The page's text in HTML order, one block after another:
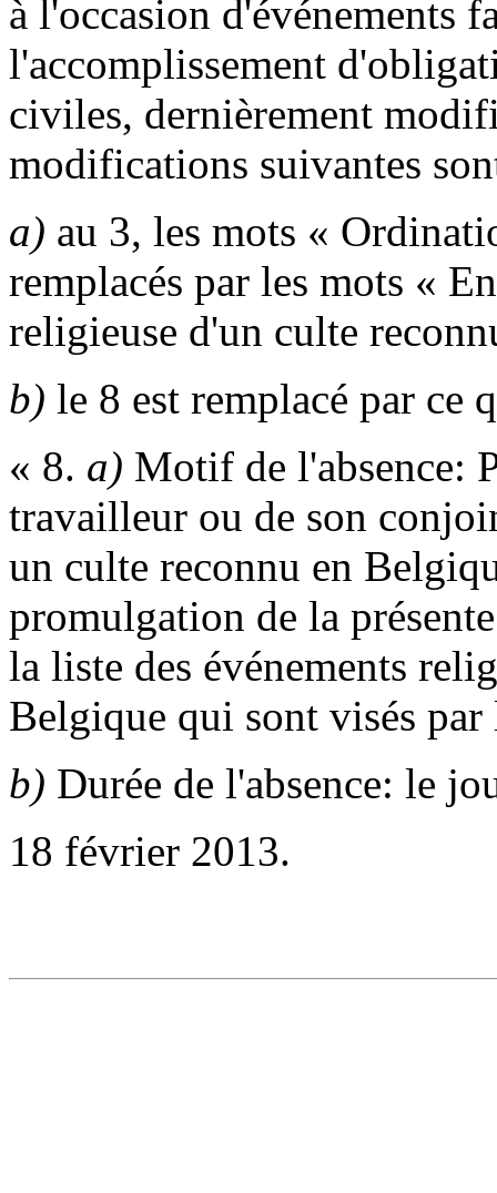
à l'occasion d'événements
l'accomplissement
civiles, dernièrement
modifications suivantes
a) au 3, les mots «
remplacés par les mots «
religieuse d'un culte
b) le 8 est remplacé par ce
« 8. a) Motif de l'absence:
travailleur ou de son
un culte reconnu en
promulgation de la
la liste des événements
Belgique qui sont visés par
b) Durée de l'absence: le
18 février 2013.